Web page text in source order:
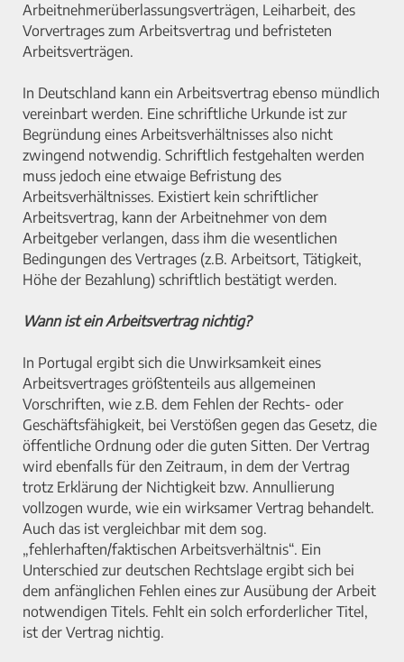
Arbeitnehmerüberlassungsverträgen, Leiharbeit, des
Vorvertrages zum Arbeitsvertrag und befristeten
Arbeitsverträgen.
In Deutschland kann ein Arbeitsvertrag ebenso mündlich
vereinbart werden. Eine schriftliche Urkunde ist zur
Begründung eines Arbeitsverhältnisses also nicht
zwingend notwendig. Schriftlich festgehalten werden
muss jedoch eine etwaige Befristung des
Arbeitsverhältnisses. Existiert kein schriftlicher
Arbeitsvertrag, kann der Arbeitnehmer von dem
Arbeitgeber verlangen, dass ihm die wesentlichen
Bedingungen des Vertrages (z.B. Arbeitsort, Tätigkeit,
Höhe der Bezahlung) schriftlich bestätigt werden.
Wann ist ein Arbeitsvertrag nichtig?
In Portugal ergibt sich die Unwirksamkeit eines
Arbeitsvertrages größtenteils aus allgemeinen
Vorschriften, wie z.B. dem Fehlen der Rechts- oder
Geschäftsfähigkeit, bei Verstößen gegen das Gesetz, die
öffentliche Ordnung oder die guten Sitten. Der Vertrag
wird ebenfalls für den Zeitraum, in dem der Vertrag
trotz Erklärung der Nichtigkeit bzw. Annullierung
vollzogen wurde, wie ein wirksamer Vertrag behandelt.
Auch das ist vergleichbar mit dem sog.
„fehlerhaften/faktischen Arbeitsverhältnis“. Ein
Unterschied zur deutschen Rechtslage ergibt sich bei
dem anfänglichen Fehlen eines zur Ausübung der Arbeit
notwendigen Titels. Fehlt ein solch erforderlicher Titel,
ist der Vertrag nichtig.